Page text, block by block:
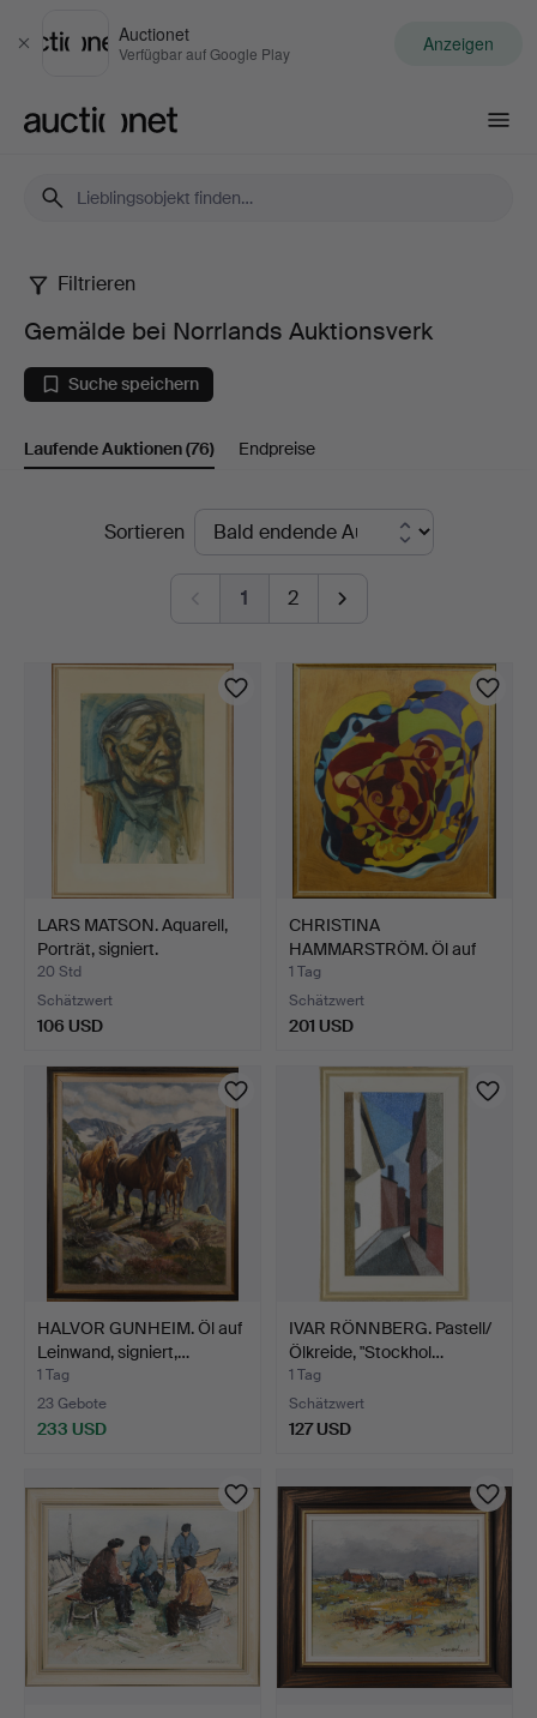
Schließen
Auctionet
Verfügbar auf Google Play Anzeigen
Gemälde
bei
Norrlands
Auktionsverk
Filtrieren
Gemälde bei Norrlands Auktionsverk
Suche speichern
Laufende Auktionen(76) Endpreise
LaufendeSortieren
1 2
LARS MATSON. Aquarell,
Porträt, signiert.
20 Std
Schätzwert
106 USD
CHRISTINA
HAMMARSTRÖM. Öl auf
Platte, "Fan…
1 Tag
Schätzwert
201 USD
HALVOR GUNHEIM. Öl auf
Leinwand, signiert,…
1 Tag
23 Gebote
233 USD
IVAR RÖNNBERG. Pastell/
Ölkreide, "Stockhol…
1 Tag
Schätzwert
127 USD